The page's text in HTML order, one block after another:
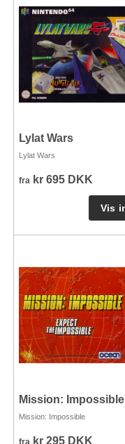
Lylat Wars
Lylat Wars
fra kr 695 DKK
Mission: Impossible
Mission: Impossible
fra kr 295 DKK